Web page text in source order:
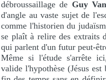
débroussaillage de Guy
d'angle au vaste sujet de
comme l'historien du
se plaît à relire des extraits
qui parlent d'un futur peut-
Même si l'étude s'arrête
valide l'hypothèse (Jésus